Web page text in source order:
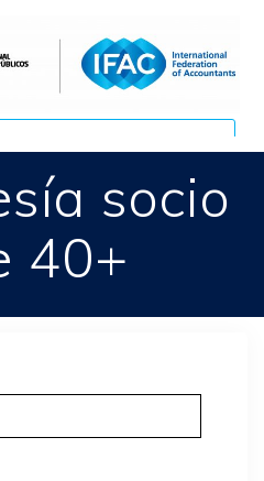
content
socio
40+